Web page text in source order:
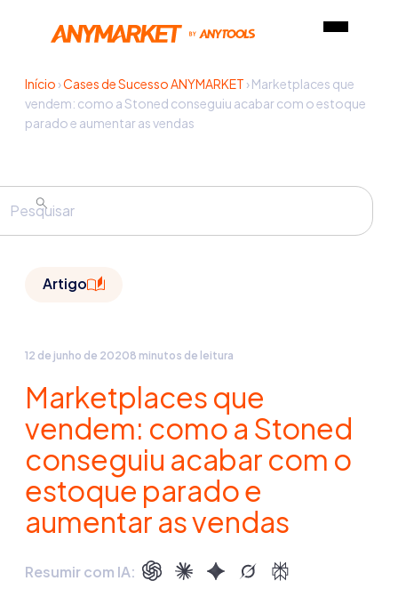
Início ›Cases de Sucesso ANYMARKET ›Marketplaces que
vendem: como a Stoned conseguiu acabar com o estoque
parado e aumentar as vendas
Artigo
12 de junho de 20208 minutos de leitura
Marketplaces que
vendem: como a Stoned
conseguiu acabar com o
estoque parado e
aumentar as vendas
Resumir com IA: